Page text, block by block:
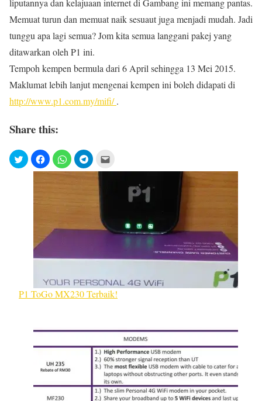
Memuat turun dan memuat naik sesuaut juga menjadi mudah. Jadi
tunggu apa lagi semua? Jom kita semua langgani pakej yang
ditawarkan oleh P1 ini.
Tempoh kempen bermula dari 6 April sehingga 13 Mei 2015.
Maklumat lebih lanjut mengenai kempen ini boleh didapati di
http://www.p1.com.my/mifi/.
Share this:
P1 ToGo MX230 Terbaik!